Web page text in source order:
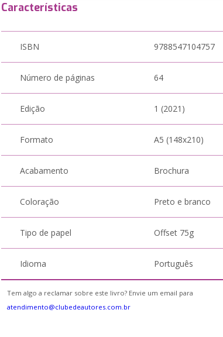
Características
ISBN 9788547104757
Número de páginas 64
Edição 1 (2021)
Formato A5 (148x210)
Acabamento Brochura
Coloração Preto e branco
Tipo de papel Offset 75g
Idioma Português
Tem algo a reclamar sobre este livro? Envie um email para
atendimento@clubedeautores.com.br